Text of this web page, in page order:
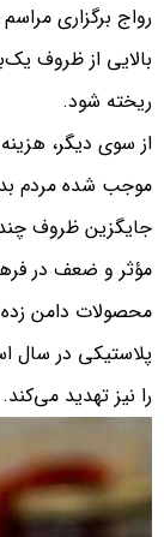
رواج برگزاری
بالایی از ظروف
ریخته شود.
از سوی دیگر،
موجب شده مردم
جایگزین ظروف
مؤثر و ضعف در
محصولات دامن زده
پلاستیکی در سال
را نیز تهدید می‌کند.